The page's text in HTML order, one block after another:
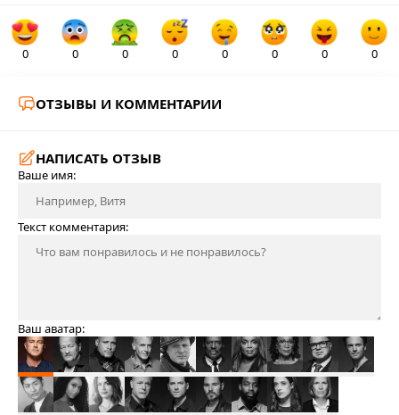
0 0 0 0 0 0 0 0
ОТЗЫВЫ И КОММЕНТАРИИ
НАПИСАТЬ ОТЗЫВ
Ваше имя:
Текст комментария:
Ваш аватар: